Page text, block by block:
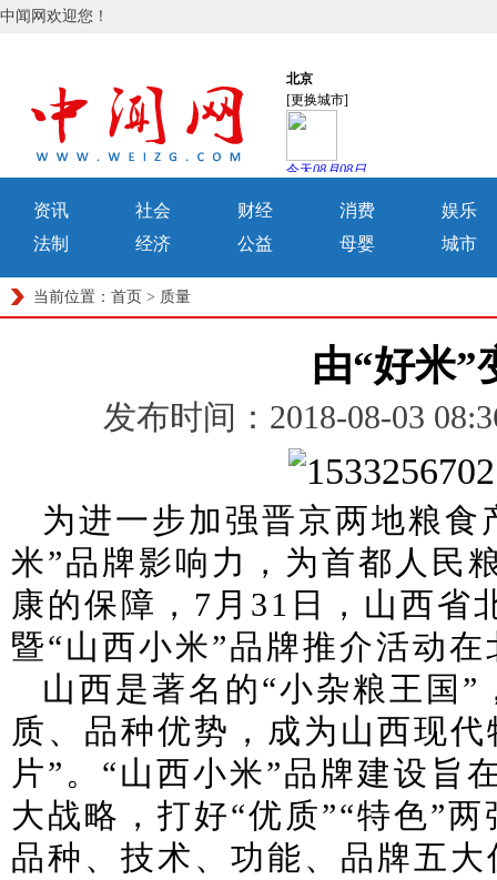
中闻网欢迎您！
资讯 社会 财经 消费
娱乐
法制
经济 公益 母婴 城市
当前位置： 首页 > 质量
由“好米”
发布时间：2018-08-03
为进一步加强晋京两地粮食
米”品牌影响力，为首都人民
康的保障，7月31日，山西省
暨“山西小米”品牌推介活动
山西是著名的“小杂粮王国
质、品种优势，成为山西现
片”。“山西小米”品牌建设旨
大战略，打好“优质”“特色”
品种、技术、功能、品牌五